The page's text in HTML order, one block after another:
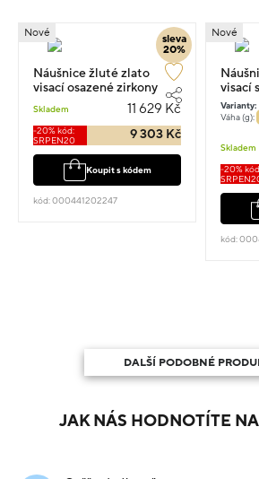
sleva
20%
Nové
Náušnice žluté zlato
visací osazené zirkony
Skladem 11 629 Kč
-20% kód:
SRPEN20
9 303 Kč
Koupit s kódem
kód: 000441202247
Nové
visací
Varianty:
Váha (g):
Skladem
-20%
kód:
DALŠÍ PODOBNÉ
JAK NÁS HODNOTÍTE